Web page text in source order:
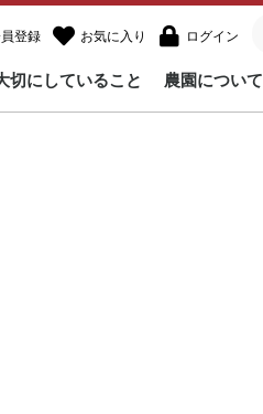
登録 お気に入り ログイン
切にしていること 農園について